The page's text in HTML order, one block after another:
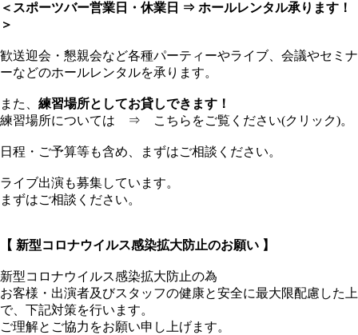
＜スポーツバー営業日・休業日 ⇒ ホールレンタル承ります！
＞
歓送迎会・懇親会など各種パーティーやライブ、会議やセミナ
ーなどのホールレンタルを承ります。
また、 練習場所としてお貸しできます！
練習場所については ⇒
こちらをご覧ください(クリック)。
日程・ご予算等も含め、まずはご相談ください。
ライブ出演も募集しています。
まずはご相談ください。
【 新型コロナウイルス感染拡大防止のお願い 】
新型コロナウイルス感染拡大防止の為
お客様・出演者及びスタッフの健康と安全に最大限配慮した上
で、下記対策を行います。
ご理解とご協力をお願い申し上げます。